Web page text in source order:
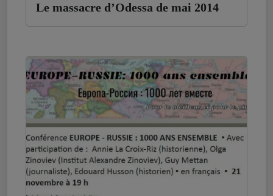
Le massacre d’Odessa de mai 2014